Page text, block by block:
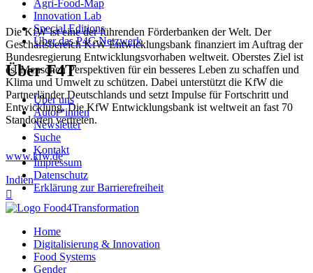
Agri-Food-Map
Innovation Lab
Special Editions
Über das P4C Netzwerk
Über F4T
Über uns
Autor*innen
Newsletter
Suche
Kontakt
Impressum
Datenschutz
Erklärung zur Barrierefreiheit
Die KfW ist eine der führenden Förderbanken der Welt. Der
Geschäftsbereich KfW Entwicklungsbank finanziert im Auftrag der
Bundesregierung Entwicklungsvorhaben weltweit. Oberstes Ziel ist
es, Menschen Perspektiven für ein besseres Leben zu schaffen und
Klima und Umwelt zu schützen. Dabei unterstützt die KfW die
Partnerländer Deutschlands und setzt Impulse für Fortschritt und
Entwicklung. Die KfW Entwicklungsbank ist weltweit an fast 70
Standorten vertreten.
www.kfw.de
Indien

Home
Digitalisierung & Innovation
Food Systems
Gender